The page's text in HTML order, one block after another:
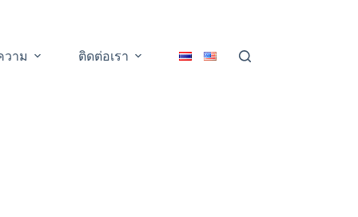
วาม ติดต่อเรา